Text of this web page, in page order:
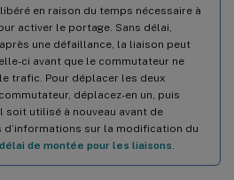
en raison du temps nécessaire à
activer le portage. Sans délai,
une défaillance, la liaison peut
ci avant que le commutateur ne
trafic. Pour déplacer les deux
déplacez-en un, puis
soit utilisé à nouveau avant de
d’informations sur la modification du
de montée pour les liaisons